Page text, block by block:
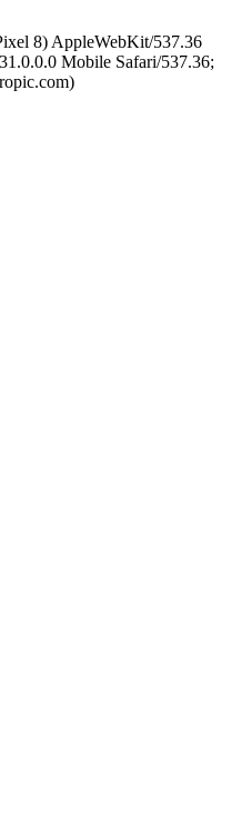
8) AppleWebKit/537.36
Mobile Safari/537.36;